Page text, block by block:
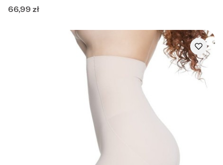
Cena
66,99 zł